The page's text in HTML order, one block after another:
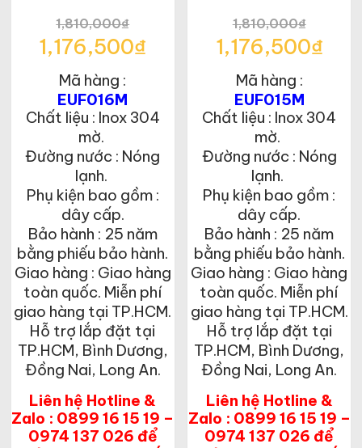
1,810,000₫
Giá
gốc
là:
1,810,000₫.
1,176,500₫
hiện
tại
là:
1,176,500₫.
Mã hàng :
EUF016M
Chất liệu : Inox 304
mờ.
Đường nước : Nóng
lạnh.
Phụ kiện bao gồm :
dây cấp.
Bảo hành : 25 năm
bằng phiếu bảo hành.
Giao hàng : Giao hàng
toàn quốc. Miễn phí
giao hàng tại TP.HCM.
Hỗ trợ lắp đặt tại
TP.HCM, Bình Dương,
Đồng Nai, Long An.
Liên hệ Hotline &
Zalo : 0899 16 15 19 –
0974 137 026 để
1,810,000₫
Giá
gốc
là:
1,810,000₫.
1,176,500₫
hiện
tại
là:
1,176,500₫.
Mã hàng :
EUF015M
Chất liệu : Inox 304
mờ.
Đường nước : Nóng
lạnh.
Phụ kiện bao gồm :
dây cấp.
Bảo hành : 25 năm
bằng phiếu bảo hành.
Giao hàng : Giao hàng
toàn quốc. Miễn phí
giao hàng tại TP.HCM.
Hỗ trợ lắp đặt tại
TP.HCM, Bình Dương,
Đồng Nai, Long An.
Liên hệ Hotline &
Zalo : 0899 16 15 19 –
0974 137 026 để